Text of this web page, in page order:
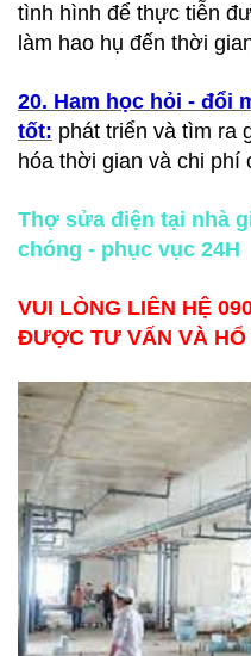
tình hình để thực tiễn
làm hao hụ đến thời
20. Ham học hỏi - đổi
tốt: phát triển và tìm ra
hóa thời gian và chi phí
Thợ sửa điện tại nhà
chóng - phục vục 24H
VUI LÒNG LIÊN HỆ
ĐƯỢC TƯ VẤN VÀ HỔ